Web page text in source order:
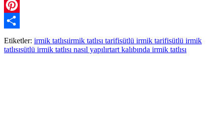
WhatsApp
Pinterest
Paylaş
Etiketler: irmik tatlısıirmik tatlısı tarifisütlü irmik tarifisütlü irmik
tatlısısütlü irmik tatlısı nasıl yapılırtart kalıbında irmik tatlısı